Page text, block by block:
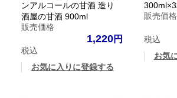
ンアルコールの甘酒 造り
酒屋の甘酒 900ml
販売価格
1,220
税込
お気に入りに登録する
販売価格
税込
お気